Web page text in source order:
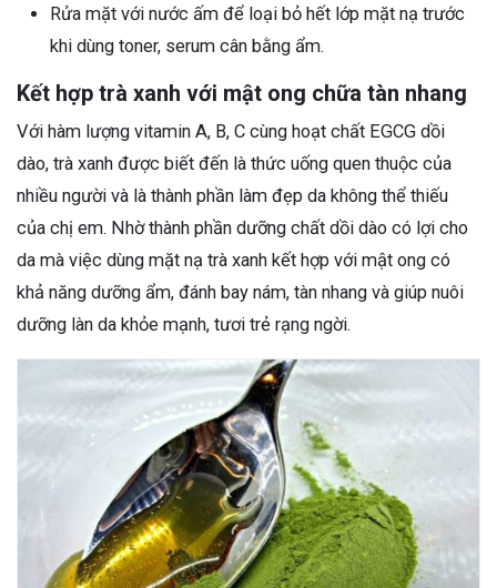
Rửa mặt với nước ấm để loại bỏ hết lớp mặt nạ trước
khi dùng toner, serum cân bằng ẩm.
Kết hợp trà xanh với mật ong chữa tàn nhang
Với hàm lượng vitamin A, B, C cùng hoạt chất EGCG dồi
dào, trà xanh được biết đến là thức uống quen thuộc của
nhiều người và là thành phần làm đẹp da không thể thiếu
của chị em. Nhờ thành phần dưỡng chất dồi dào có lợi cho
da mà việc dùng mặt nạ trà xanh kết hợp với mật ong có
khả năng dưỡng ẩm, đánh bay nám, tàn nhang và giúp nuôi
dưỡng làn da khỏe mạnh, tươi trẻ rạng ngời.